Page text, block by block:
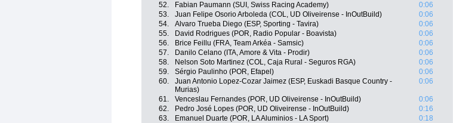
52.
Fabian Paumann (SUI, Swiss Racing Academy)
0:06
53.
Juan Felipe Osorio Arboleda (COL, UD Oliveirense - InOutBuild)
0:06
54.
Alvaro Trueba Diego (ESP, Sporting - Tavira)
0:06
55.
David Rodrigues (POR, Radio Popular - Boavista)
0:06
56.
Brice Feillu (FRA, Team Arkéa - Samsic)
0:06
57.
Danilo Celano (ITA, Amore & Vita - Prodir)
0:06
58.
Nelson Soto Martinez (COL, Caja Rural - Seguros RGA)
0:06
59.
Sérgio Paulinho (POR, Efapel)
0:06
60.
Juan Antonio Lopez-Cozar Jaimez (ESP, Euskadi Basque Country -
Murias)
0:06
61. Venceslau Fernandes (POR, UD Oliveirense - InOutBuild)
0:06
62.
Pedro José Lopes (POR, UD Oliveirense - InOutBuild)
0:16
63.
Emanuel Duarte (POR, LA Aluminios - LA Sport)
0:18